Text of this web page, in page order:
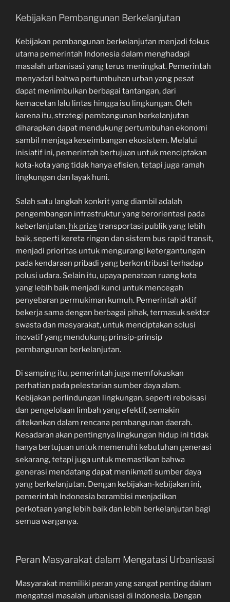
Kebijakan Pembangunan Berkelanjutan
Kebijakan pembangunan berkelanjutan menjadi fokus
utama pemerintah Indonesia dalam menghadapi
masalah urbanisasi yang terus meningkat. Pemerintah
menyadari bahwa pertumbuhan urban yang pesat
dapat menimbulkan berbagai tantangan, dari
kemacetan lalu lintas hingga isu lingkungan. Oleh
karena itu, strategi pembangunan berkelanjutan
diharapkan dapat mendukung pertumbuhan ekonomi
sambil menjaga keseimbangan ekosistem. Melalui
inisiatif ini, pemerintah bertujuan untuk menciptakan
kota-kota yang tidak hanya efisien, tetapi juga ramah
lingkungan dan layak huni.
Salah satu langkah konkrit yang diambil adalah
pengembangan infrastruktur yang berorientasi pada
keberlanjutan. hk prize transportasi publik yang lebih
baik, seperti kereta ringan dan sistem bus rapid transit,
menjadi prioritas untuk mengurangi ketergantungan
pada kendaraan pribadi yang berkontribusi terhadap
polusi udara. Selain itu, upaya penataan ruang kota
yang lebih baik menjadi kunci untuk mencegah
penyebaran permukiman kumuh. Pemerintah aktif
bekerja sama dengan berbagai pihak, termasuk sektor
swasta dan masyarakat, untuk menciptakan solusi
inovatif yang mendukung prinsip-prinsip
pembangunan berkelanjutan.
Di samping itu, pemerintah juga memfokuskan
perhatian pada pelestarian sumber daya alam.
Kebijakan perlindungan lingkungan, seperti reboisasi
dan pengelolaan limbah yang efektif, semakin
ditekankan dalam rencana pembangunan daerah.
Kesadaran akan pentingnya lingkungan hidup ini tidak
hanya bertujuan untuk memenuhi kebutuhan generasi
sekarang, tetapi juga untuk memastikan bahwa
generasi mendatang dapat menikmati sumber daya
yang berkelanjutan. Dengan kebijakan-kebijakan ini,
pemerintah Indonesia berambisi menjadikan
perkotaan yang lebih baik dan lebih berkelanjutan bagi
semua warganya.
Peran Masyarakat dalam Mengatasi Urbanisasi
Masyarakat memiliki peran yang sangat penting dalam
mengatasi masalah urbanisasi di Indonesia. Dengan